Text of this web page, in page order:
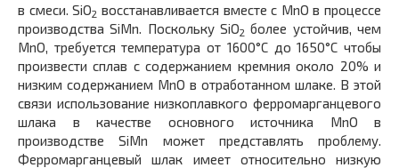
в смеси. SiO2 восстанавливается вместе с MnO в процессе
производства SiMn. Поскольку SiO2 более устойчив, чем
MnO, требуется температура от 1600°C до 1650°C чтобы
произвести сплав с содержанием кремния около 20% и
низким содержанием MnO в отработанном шлаке. В этой
связи использование низкоплавкого ферромарганцевого
шлака в качестве основного источника MnO в
производстве SiMn может представлять проблему.
Ферромарганцевый шлак имеет относительно низкую